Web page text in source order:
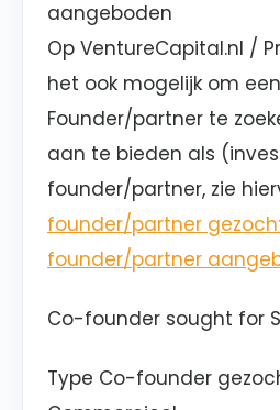
aangeboden
Op VentureCapital.nl /
het ook mogelijk om
Founder/partner te
aan te bieden als
founder/partner, zie
founder/partner
founder/partner
Co-founder sought for
Type Co-founder